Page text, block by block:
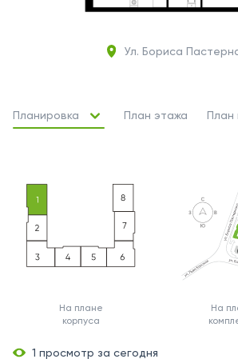
Ул. Бориса
Планировка План этажа План
На плане
корпуса
На
1 просмотр за сегодня